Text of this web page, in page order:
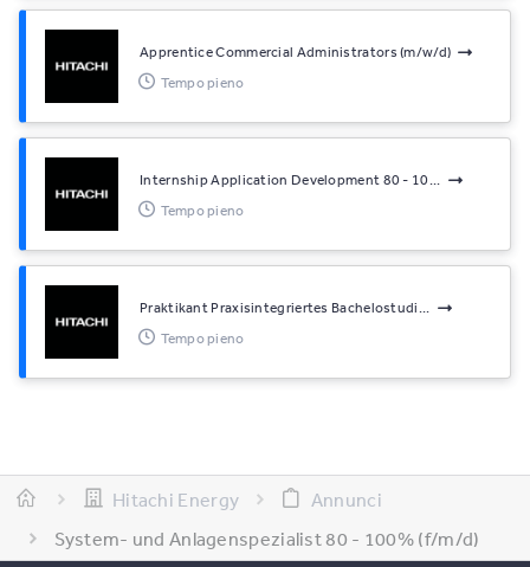
Apprentice Commercial Administrators (m/w/d)
Tempo pieno
Internship Application Development 80 - 10...
Tempo pieno
Praktikant Praxisintegriertes Bachelostudi...
Tempo pieno
Hitachi Energy
Annunci
System- und Anlagenspezialist 80 - 100% (f/m/d)